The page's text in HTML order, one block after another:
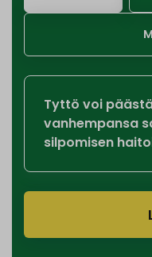
Tyttö voi
vanhempansa
silpomisen